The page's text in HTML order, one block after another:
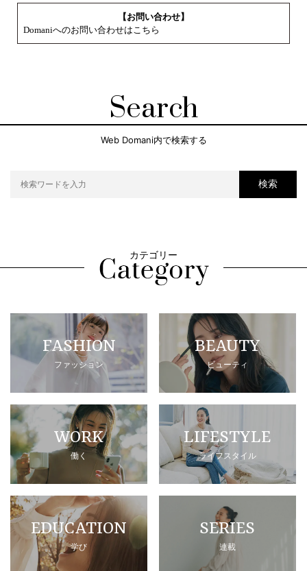
【お問い合わせ】
Domaniへのお問い合わせはこちら
Search
Web Domani内で検索する
検索
カテゴリー
FASHION
ファッション
BEAUTY
ビューティ
WORK
働く
LIFESTYLE
ライフスタイル
EDUCATION
学び
SERIES
連載